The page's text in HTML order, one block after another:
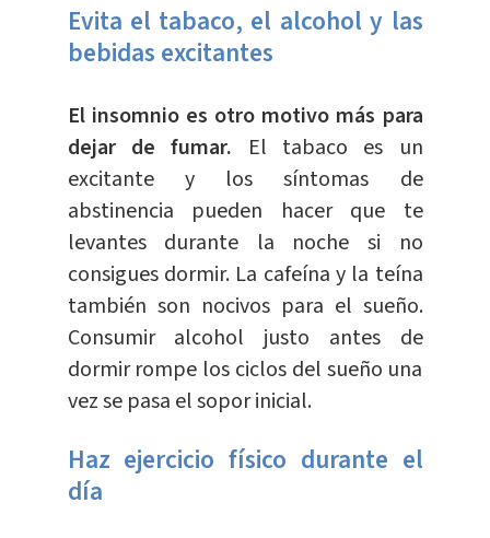
Evita el tabaco, el alcohol y las
bebidas excitantes
El insomnio es otro motivo más para
dejar de fumar. El tabaco es un
excitante y los síntomas de
abstinencia pueden hacer que te
levantes durante la noche si no
consigues dormir. La cafeína y la teína
también son nocivos para el sueño.
Consumir alcohol justo antes de
dormir rompe los ciclos del sueño una
vez se pasa el sopor inicial.
Haz ejercicio físico durante el
día